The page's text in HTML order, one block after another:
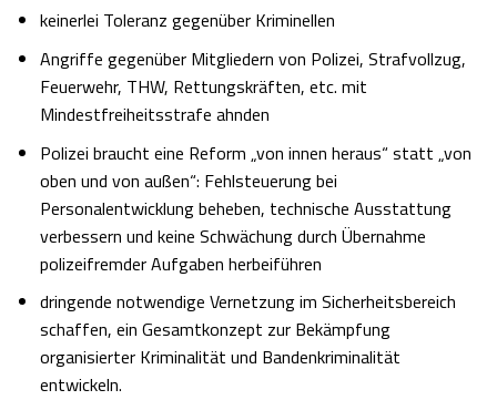
keinerlei Toleranz gegenüber Kriminellen
Angriffe gegenüber Mitgliedern von Polizei, Strafvollzug,
Feuerwehr, THW, Rettungskräften, etc. mit
Mindestfreiheitsstrafe ahnden
Polizei braucht eine Reform „von innen heraus“ statt „von
oben und von außen“: Fehlsteuerung bei
Personalentwicklung beheben, technische Ausstattung
verbessern und keine Schwächung durch Übernahme
polizeifremder Aufgaben herbeiführen
dringende notwendige Vernetzung im Sicherheitsbereich
schaffen, ein Gesamtkonzept zur Bekämpfung
organisierter Kriminalität und Bandenkriminalität
entwickeln.